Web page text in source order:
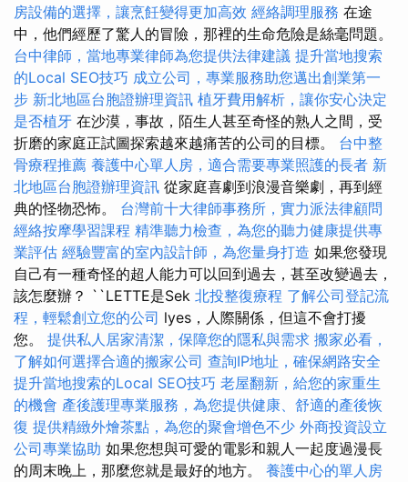
房設備的選擇，讓烹飪變得更加高效 經絡調理服務 在途
中，他們經歷了驚人的冒險，那裡的生命危險是絲毫問題。
台中律師，當地專業律師為您提供法律建議 提升當地搜索
的Local SEO技巧 成立公司，專業服務助您邁出創業第一
步 新北地區台胞證辦理資訊 植牙費用解析，讓你安心決定
是否植牙 在沙漠，事故，陌生人甚至奇怪的熟人之間，受
折磨的家庭正試圖探索越來越痛苦的公司的目標。 台中整
骨療程推薦 養護中心單人房，適合需要專業照護的長者 新
北地區台胞證辦理資訊 從家庭喜劇到浪漫音樂劇，再到經
典的怪物恐怖。 台灣前十大律師事務所，實力派法律顧問
經絡按摩學習課程 精準聽力檢查，為您的聽力健康提供專
業評估 經驗豐富的室內設計師，為您量身打造 如果您發現
自己有一種奇怪的超人能力可以回到過去，甚至改變過去，
該怎麼辦？ ``LETTE是Sek 北投整復療程 了解公司登記流
程，輕鬆創立您的公司 lyes，人際關係，但這不會打擾
您。 提供私人居家清潔，保障您的隱私與需求 搬家必看，
了解如何選擇合適的搬家公司 查詢IP地址，確保網路安全
提升當地搜索的Local SEO技巧 老屋翻新，給您的家重生
的機會 產後護理專業服務，為您提供健康、舒適的產後恢
復 提供精緻外燴茶點，為您的聚會增色不少 外商投資設立
公司專業協助 如果您想與可愛的電影和親人一起度過漫長
的周末晚上，那麼您就是最好的地方。 養護中心的單人房